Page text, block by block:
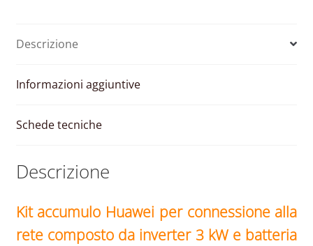
5
quantità
Descrizione
Informazioni aggiuntive
Schede tecniche
Descrizione
Kit accumulo Huawei per connessione alla
rete composto da inverter 3 kW e batteria